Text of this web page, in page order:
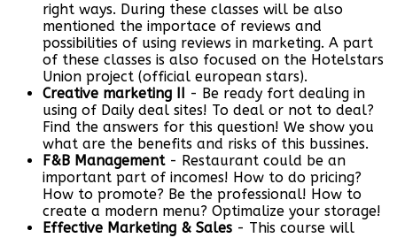
right ways. During these classes will be also
mentioned the importace of reviews and
possibilities of using reviews in marketing. A part
of these classes is also focused on the Hotelstars
Union project (official european stars).
Creative marketing II - Be ready fort dealing in
using of Daily deal sites! To deal or not to deal?
Find the answers for this question! We show you
what are the benefits and risks of this bussines.
F&B Management- Restaurant could be an
important part of incomes! How to do pricing?
How to promote? Be the professional! How to
create a modern menu? Optimalize your storage!
Effective Marketing & Sales - This course will